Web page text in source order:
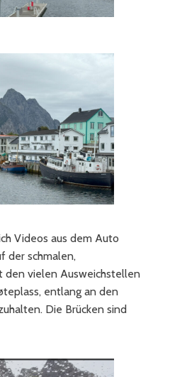
Videos aus dem Auto
der schmalen,
den vielen Ausweichstellen
entlang an den
Die Brücken sind